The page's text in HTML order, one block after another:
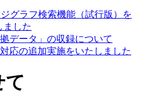
ジグラフ検索機能（試行版）を
ました
データ」の収録について
応の追加実施をいたしました
て